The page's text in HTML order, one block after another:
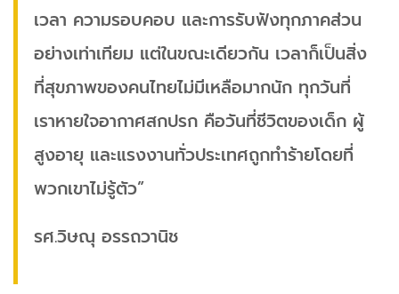
เวลา ความรอบคอบ และการรับฟังทุกภาคส่วน
อย่างเท่าเทียม แต่ในขณะเดียวกัน เวลาก็เป็นสิ่ง
ที่สุขภาพของคนไทยไม่มีเหลือมากนัก ทุกวันที่
เราหายใจอากาศสกปรก คือวันที่ชีวิตของเด็ก ผู้
สูงอายุ และแรงงานทั่วประเทศถูกทำร้ายโดยที่
พวกเขาไม่รู้ตัว”
รศ.วิษณุ อรรถวานิช